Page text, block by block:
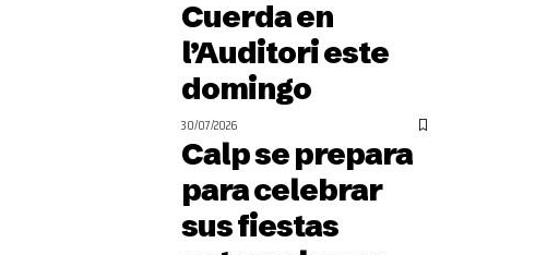
Cuerda en
l’Auditori este
domingo
30/07/2026
Calp se prepara
para celebrar
sus fiestas